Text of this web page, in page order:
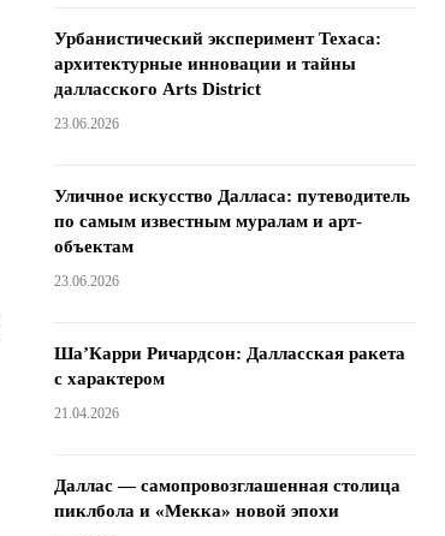
Урбанистический эксперимент Техаса:
архитектурные инновации и тайны
далласского Arts District
23.06.2026
Уличное искусство Далласа: путеводитель
по самым известным муралам и арт-
объектам
23.06.2026
Ша’Карри Ричардсон: Далласская ракета
с характером
21.04.2026
Даллас — самопровозглашенная столица
пиклбола и «Мекка» новой эпохи